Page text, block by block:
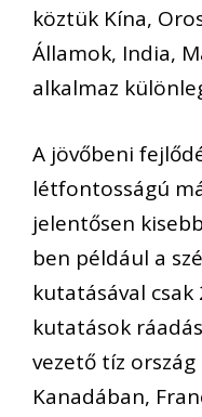
köztük Kína,
Államok, India,
alkalmaz
A jövőbeni
létfontosságú
jelentősen
ben például a
kutatásával
kutatások
vezető tíz
Kanadában,